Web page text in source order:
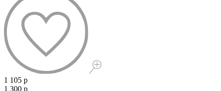
1 105 р
1 300 р